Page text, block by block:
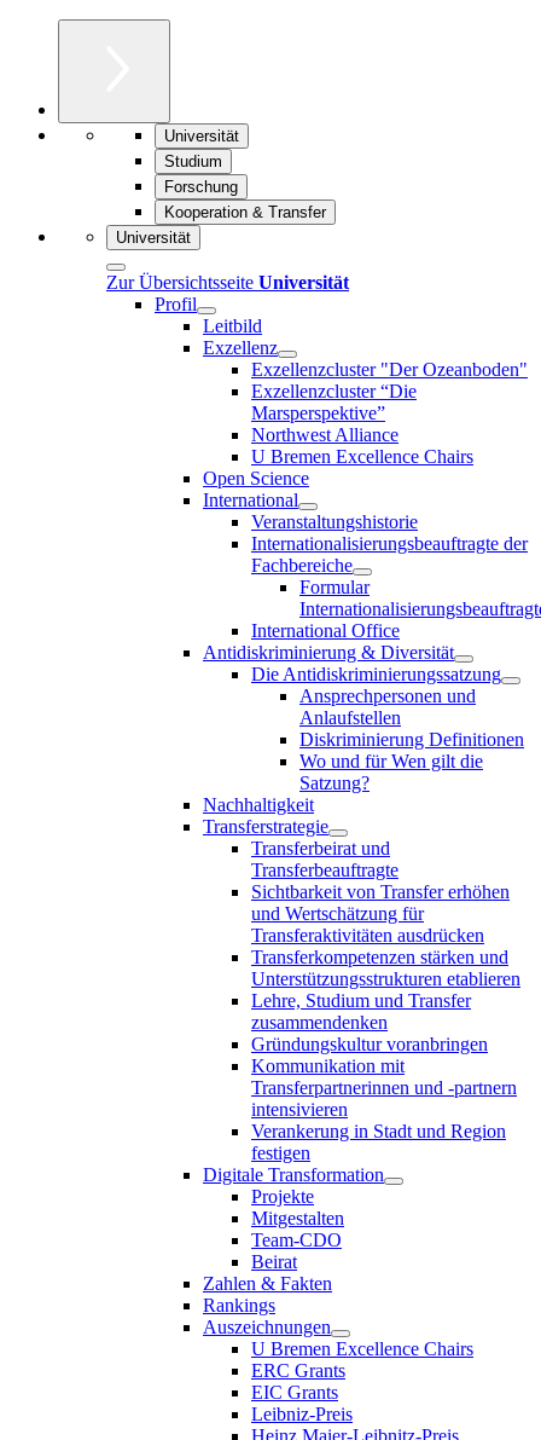
Universität
Studium
Forschung
Kooperation & Transfer
Universität
Zur Übersichtsseite Universität
Profil
Leitbild
Exzellenz
Exzellenzcluster "Der Ozeanboden"
Exzellenzcluster “Die
Marsperspektive”
Northwest Alliance
U Bremen Excellence Chairs
Open Science
International
Veranstaltungshistorie
Internationalisierungsbeauftragte der
Fachbereiche
Formular
International Office
Antidiskriminierung & Diversität
Die Antidiskriminierungssatzung
Ansprechpersonen und
Anlaufstellen
Diskriminierung Definitionen
Wo und für Wen gilt die
Satzung?
Nachhaltigkeit
Transferstrategie
Transferbeirat und
Transferbeauftragte
Sichtbarkeit von Transfer erhöhen
und Wertschätzung für
Transferaktivitäten ausdrücken
Transferkompetenzen stärken und
Unterstützungsstrukturen etablieren
Lehre, Studium und Transfer
zusammendenken
Gründungskultur voranbringen
Kommunikation mit
Transferpartnerinnen und -partnern
intensivieren
Verankerung in Stadt und Region
festigen
Digitale Transformation
Projekte
Mitgestalten
Team-CDO
Beirat
Zahlen & Fakten
Rankings
Auszeichnungen
U Bremen Excellence Chairs
ERC Grants
EIC Grants
Leibniz-Preis
Heinz Maier-Leibnitz-Preis